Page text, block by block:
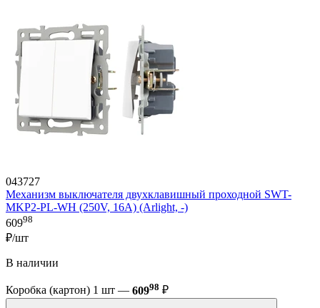
043727
Механизм выключателя двухклавишный проходной SWT-
MKP2-PL-WH (250V, 16A) (Arlight, -)
60998
₽/шт
В наличии
Коробка (картон) 1 шт — 60998 ₽